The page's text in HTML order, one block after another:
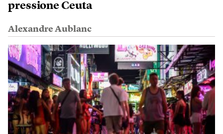
pressione Ceuta
Alexandre Aublanc